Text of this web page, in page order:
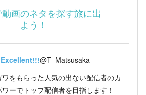
画のネタを探す旅に出
よう！
Excellent!!!@T_Matsusaka
をもらった人気の出ない配信者のカ
ーでトップ配信者を目指します！